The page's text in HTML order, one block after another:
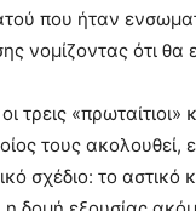
που ήταν
νομίζοντας ότι θα
τρεις «πρωταίτιοι»
τους ακολουθεί,
σχέδιο: το αστικό